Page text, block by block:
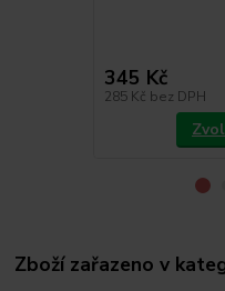
345 Kč
285 Kč bez DPH
Zboží zařazeno v